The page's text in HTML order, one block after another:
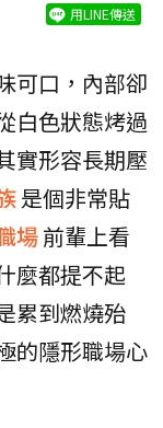
用LINE傳送
可口，內部卻
白色狀態烤過
實形容長期壓
是個非常貼
場前輩上看
麼都提不起
累到燃燒殆
的隱形職場心